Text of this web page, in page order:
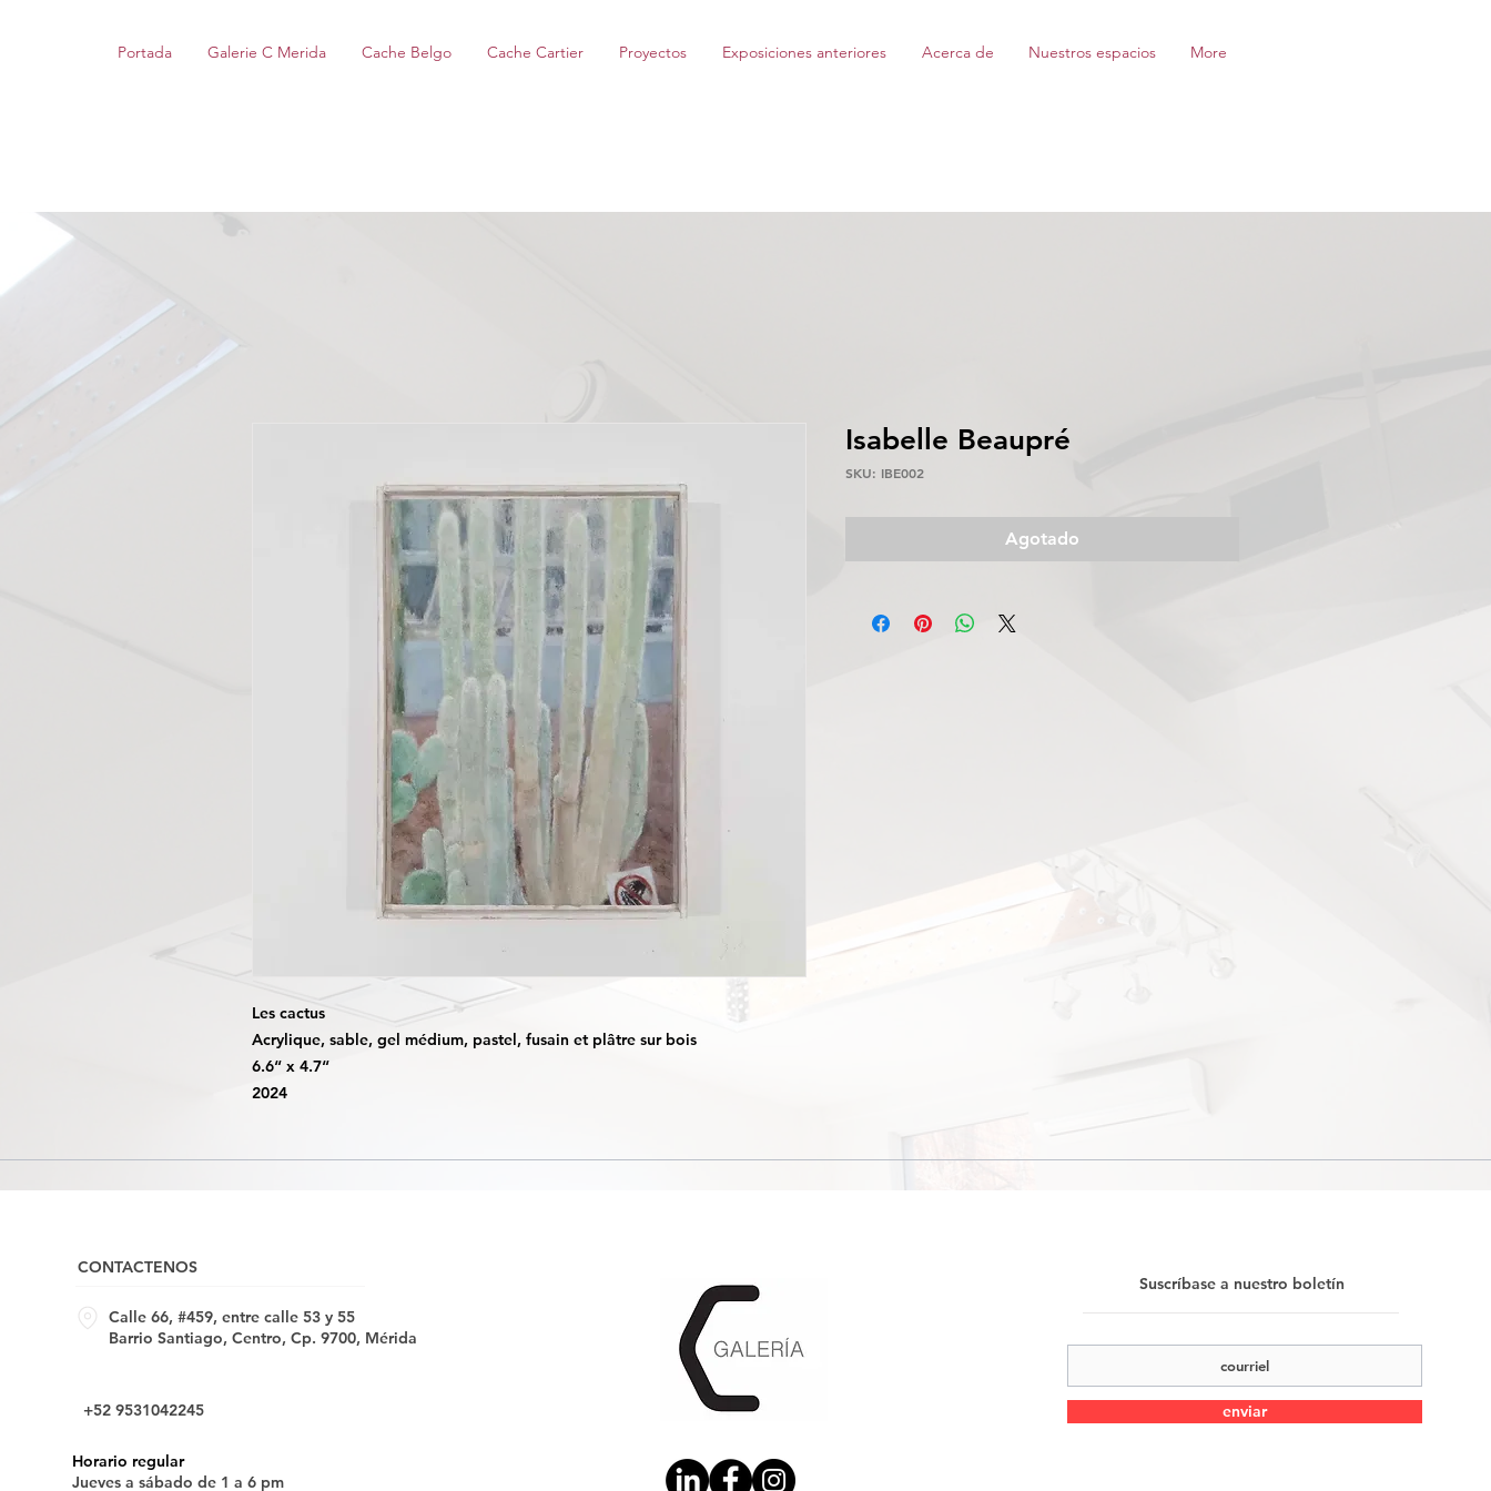
Portada Galerie C Merida Cache Belgo Cache Cartier Proyectos Exposiciones anteriores Acerca de Nuestros espacios More
Les cactus
Acrylique, sable, gel médium, pastel, fusain et plâtre sur bois
6.6“ x 4.7“
2024
Isabelle Beaupré
SKU: IBE002
Agotado
CONTACTENOS
Calle 66, #459, entre calle 53 y 55
Barrio Santiago, Centro, Cp. 9700, Mérida
+52 9531042245
Horario regular
Jueves a sábado de 1 a 6 pm
Suscríbase a nuestro boletín
enviar